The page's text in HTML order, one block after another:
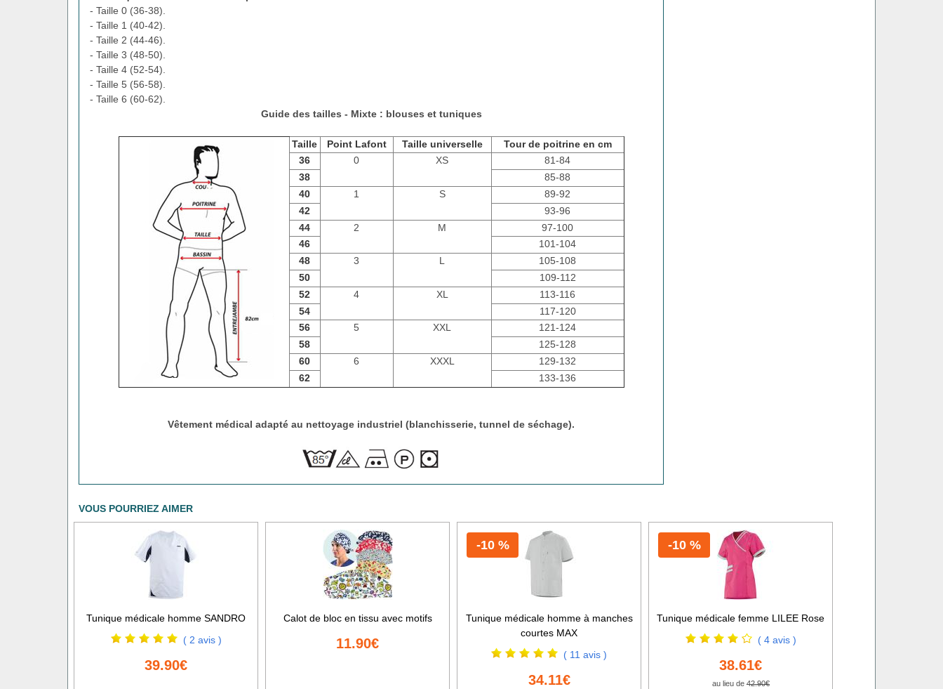
- Taille 0 (36-38).
- Taille 1 (40-42).
- Taille 2 (44-46).
- Taille 3 (48-50).
- Taille 4 (52-54).
- Taille 5 (56-58).
- Taille 6 (60-62).
Guide des tailles - Mixte : blouses et tuniques
Taille Point Lafont Taille universelle
Tour de poitrine en cm
36
0 XS
81-84
38
85-88
40
1 S
89-92
42
93-96
44
2 M
97-100
46
101-104
48
3 L
105-108
50
109-112
52
4 XL
113-116
54
117-120
56
5 XXL
121-124
58
125-128
60
6 XXXL
129-132
62
133-136
Vêtement médical adapté au nettoyage industriel (blanchisserie, tunnel de séchage).
VOUS POURRIEZ AIMER
Tunique médicale homme SANDRO
( 2 avis )
39.90€
Calot de bloc en tissu avec motifs
11.90€
-10 %
Tunique médicale homme à manches
courtes MAX
( 11 avis )
34.11€
-10 %
Tunique médicale femme LILEE Rose
( 4 avis )
38.61€
au lieu de 42.90€